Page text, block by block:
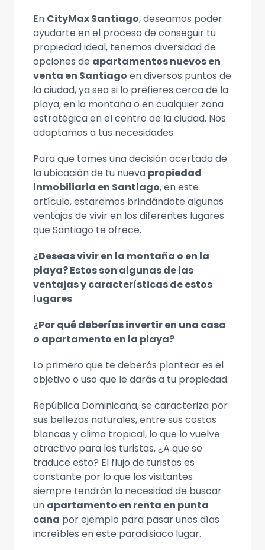
En CityMax Santiago, deseamos poder
ayudarte en el proceso de conseguir tu
propiedad ideal, tenemos diversidad de
opciones de apartamentos nuevos en
venta en Santiago en diversos puntos de
la ciudad, ya sea si lo prefieres cerca de la
playa, en la montaña o en cualquier zona
estratégica en el centro de la ciudad. Nos
adaptamos a tus necesidades.
Para que tomes una decisión acertada de
la ubicación de tu nueva propiedad
inmobiliaria en Santiago, en este
artículo, estaremos brindándote algunas
ventajas de vivir en los diferentes lugares
que Santiago te ofrece.
¿Deseas vivir en la montaña o en la
playa? Estos son algunas de las
ventajas y características de estos
lugares
¿Por qué deberías invertir en una casa
o apartamento en la playa?
Lo primero que te deberás plantear es el
objetivo o uso que le darás a tu propiedad.
República Dominicana, se caracteriza por
sus bellezas naturales, entre sus costas
blancas y clima tropical, lo que lo vuelve
atractivo para los turistas, ¿A que se
traduce esto? El flujo de turistas es
constante por lo que los visitantes
siempre tendrán la necesidad de buscar
un apartamento en renta en punta
cana por ejemplo para pasar unos días
increíbles en este paradisiaco lugar.